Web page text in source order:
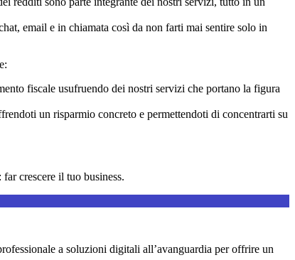
email e in chiamata così da non farti mai sentire solo in
fiscale usufruendo dei nostri servizi che portano la figura
un risparmio concreto e permettendoti di concentrarti su
crescere il tuo business.
a soluzioni digitali all’avanguardia per offrire un